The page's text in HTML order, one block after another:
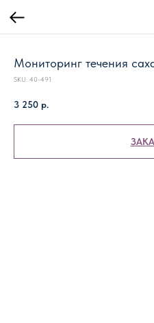
Мониторинг течения
SKU: 40-491
3 250 р.